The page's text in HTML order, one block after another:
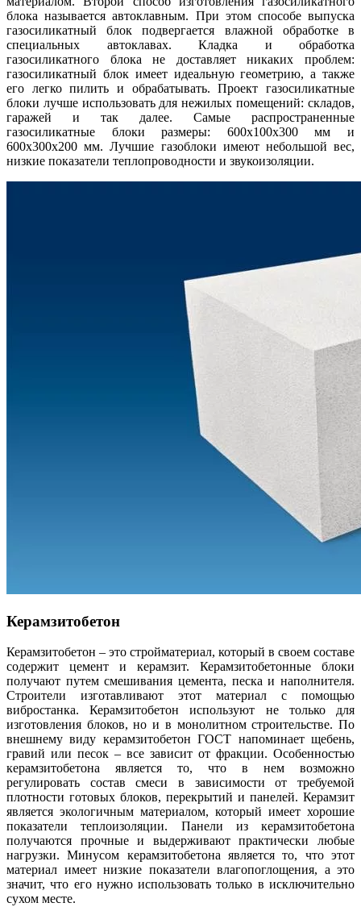
блока называется автоклавным. При этом способе выпуска
газосиликатный блок подвергается влажной обработке в
специальных автоклавах. Кладка и обработка
газосиликатного блока не доставляет никаких проблем:
газосиликатный блок имеет идеальную геометрию, а также
его легко пилить и обрабатывать. Проект газосиликатные
блоки лучше использовать для нежилых помещений: складов,
гаражей и так далее. Самые распространенные
газосиликатные блоки размеры: 600х100х300 мм и
600х300х200 мм. Лучшие газоблоки имеют небольшой вес,
низкие показатели теплопроводности и звукоизоляции.
Керамзитобетон
Керамзитобетон – это стройматериал, который в своем составе
содержит цемент и керамзит. Керамзитобетонные блоки
получают путем смешивания цемента, песка и наполнителя.
Строители изготавливают этот материал с помощью
вибростанка. Керамзитобетон используют не только для
изготовления блоков, но и в монолитном строительстве. По
внешнему виду керамзитобетон ГОСТ напоминает щебень,
гравий или песок – все зависит от фракции. Особенностью
керамзитобетона является то, что в нем возможно
регулировать состав смеси в зависимости от требуемой
плотности готовых блоков, перекрытий и панелей. Керамзит
является экологичным материалом, который имеет хорошие
показатели теплоизоляции. Панели из керамзитобетона
получаются прочные и выдерживают практически любые
нагрузки. Минусом керамзитобетона является то, что этот
материал имеет низкие показатели влагопоглощения, а это
значит, что его нужно использовать только в исключительно
сухом месте.